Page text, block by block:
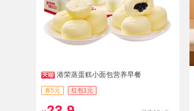
港荣蒸蛋糕小面包营养早餐
券5元 红包1元